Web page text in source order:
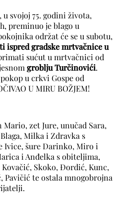
u svojoj 75. godini života,
preminuo je blago u
održat će se u subotu,
ispred gradske mrtvačnice u
sućut u mrtvačnici od
groblju Turčinovići.
u crkvi Gospe od
U MIRU BOŽJEM!
zet Jure, unučad Sara,
Milka i Zdravka s
Ivice, šure Darinko, Miro i
i Anđelka s obiteljima,
Skoko, Đordić, Kunc,
Pavičić te ostala mnogobrojna